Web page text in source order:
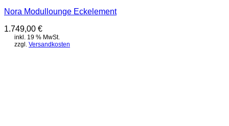
Nora Modullounge Eckelement
1.749,00 €
inkl. 19 % MwSt.
zzgl. Versandkosten